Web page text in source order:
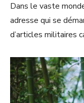
Dans le vaste
adresse qui se
d’articles militaires